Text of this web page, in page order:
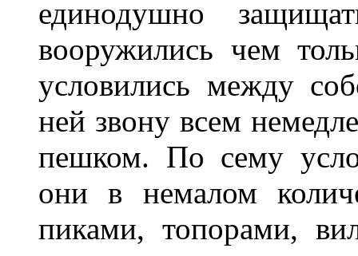
единодушно
вооружились чем
условились между
ней звону всем
пешком. По сему
они в немалом
пиками, топорами,